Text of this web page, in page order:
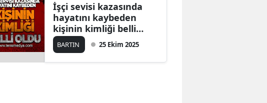
İşçi sevisi kazasında
hayatını kaybeden
kişinin kimliği belli
oldu!
BARTIN 25 Ekim 2025